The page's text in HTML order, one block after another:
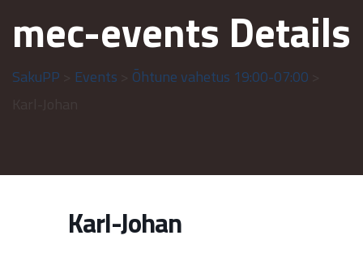
mec-events Details
SakuPP Events Õhtune vahetus 19:00-07:00
Karl-Johan